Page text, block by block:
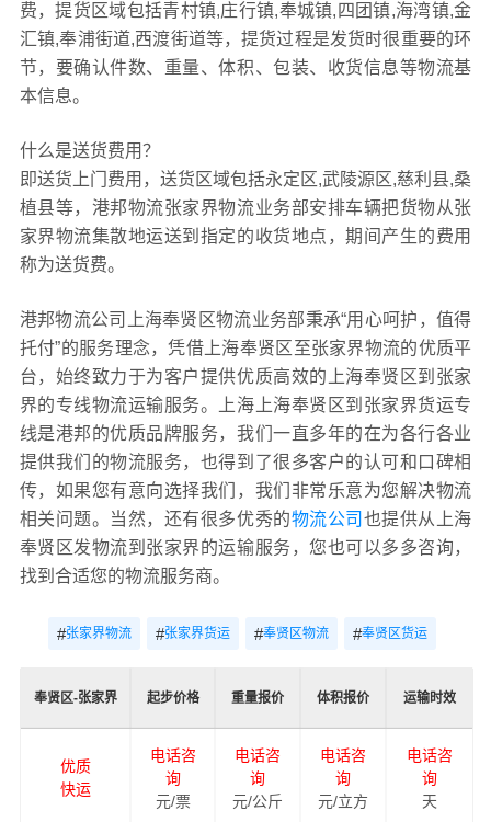
费，提货区域包括青村镇,庄行镇,奉城镇,四团镇,海湾镇,金
汇镇,奉浦街道,西渡街道等，提货过程是发货时很重要的环
节，要确认件数、重量、体积、包装、收货信息等物流基
本信息。
什么是送货费用？
即送货上门费用，送货区域包括永定区,武陵源区,慈利县,桑
植县等，港邦物流张家界物流业务部安排车辆把货物从张
家界物流集散地运送到指定的收货地点，期间产生的费用
称为送货费。
港邦物流公司上海奉贤区物流业务部秉承“用心呵护，值得
托付”的服务理念，凭借上海奉贤区至张家界物流的优质平
台，始终致力于为客户提供优质高效的上海奉贤区到张家
界的专线物流运输服务。上海上海奉贤区到张家界货运专
线是港邦的优质品牌服务，我们一直多年的在为各行各业
提供我们的物流服务，也得到了很多客户的认可和口碑相
传，如果您有意向选择我们，我们非常乐意为您解决物流
相关问题。当然，还有很多优秀的物流公司 也提供从上海
奉贤区发物流到张家界的运输服务，您也可以多多咨询，
找到合适您的物流服务商。
#张家界物流 #张家界货运 #奉贤区物流 #奉贤区货运
奉贤区-张家界 起步价格 重量报价 体积报价 运输时效
优质
快运
电话咨
询
元/票
电话咨
询
元/公斤
电话咨
询
元/立方
电话咨
询
天